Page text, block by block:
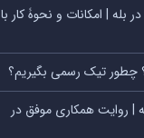
بله | امکانات و نحوۀ کار با
تیک رسمی بگیریم؟
| روایت همکاری موفق در